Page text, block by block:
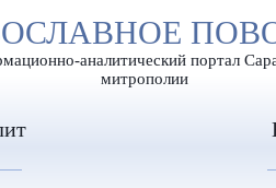
А А А
аналитический портал
митрополии